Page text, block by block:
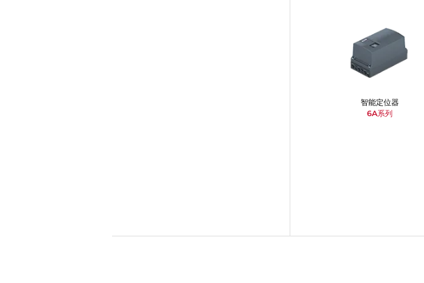
智能定位器
6A系列